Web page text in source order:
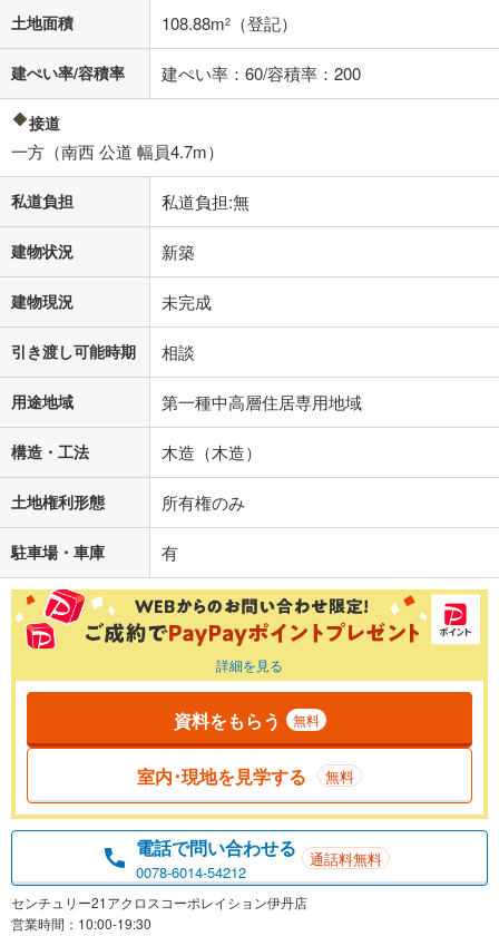
閉じる
土地面積 108.88m2 （登記）
建ぺい率/容積率 建ぺい率：60/容積率：200
接道
一方（南西 公道 幅員4.7m）
私道負担 私道負担:無
建物状況 新築
建物現況 未完成
引き渡し可能時期 相談
用途地域 第一種中高層住居専用地域
構造・工法 木造（木造）
土地権利形態 所有権のみ
駐車場・車庫 有
詳細を見る
資料をもらう 無料
室内･現地を見学する 無料
電話で問い合わせる
0078-6014-54212
通話料無料
センチュリー21アクロスコーポレイション伊丹店
営業時間：10:00-19:30